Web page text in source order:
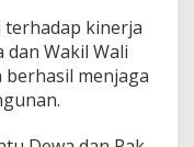
terhadap kinerja
dan Wakil Wali
berhasil menjaga